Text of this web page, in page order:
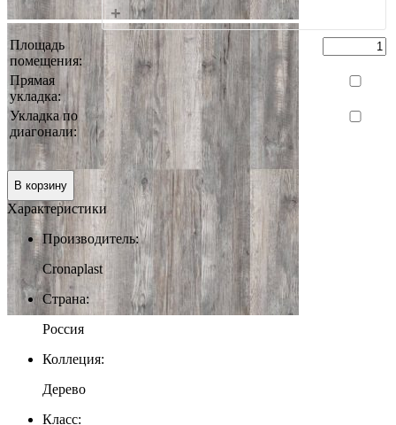
+
Площадь
помещения:
Прямая
укладка:
Укладка по
диагонали:
Итого:
0 руб.
В корзину
Характеристики
Производитель:
Cronaplast
Страна:
Россия
Коллеция:
Дерево
Класс: